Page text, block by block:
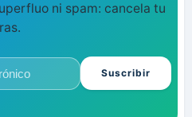
ni spam: cancela tu
Suscribir